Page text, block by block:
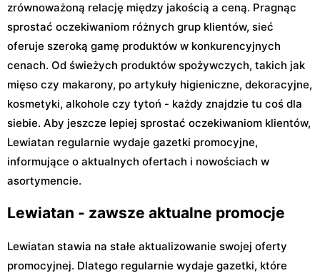
zrównoważoną relację między jakością a ceną. Pragnąc
sprostać oczekiwaniom różnych grup klientów, sieć
oferuje szeroką gamę produktów w konkurencyjnych
cenach. Od świeżych produktów spożywczych, takich jak
mięso czy makarony, po artykuły higieniczne, dekoracyjne,
kosmetyki, alkohole czy tytoń - każdy znajdzie tu coś dla
siebie. Aby jeszcze lepiej sprostać oczekiwaniom klientów,
Lewiatan regularnie wydaje gazetki promocyjne,
informujące o aktualnych ofertach i nowościach w
asortymencie.
Lewiatan - zawsze aktualne promocje
Lewiatan stawia na stałe aktualizowanie swojej oferty
promocyjnej. Dlatego regularnie wydaje gazetki, które